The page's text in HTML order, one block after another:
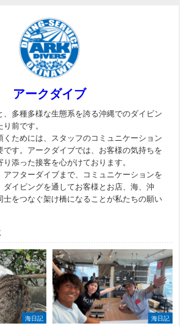
アークダイブ
、多種多様な生態系を誇る沖縄でのダイビン
前です。
くためには、スタッフのコミュニケーション
です。アークダイブでは、お客様の気持ちを
添った接客を心がけております。
アフターダイブまで、コミュニケーションを
ダイビングを通してお客様とお店、海、沖
士をつなぐ架け橋になることが私たちの願い
海日記 海日記